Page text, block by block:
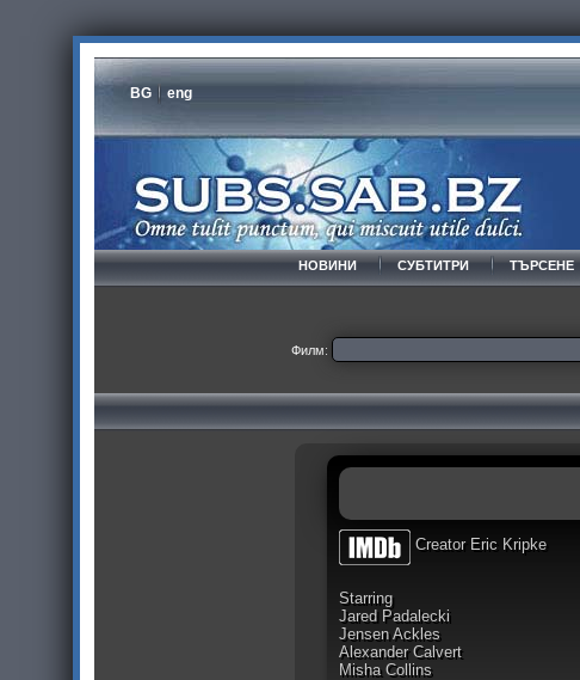
BG eng
НОВИНИ СУБТИТРИ ТЪРСЕНЕ
Филм:
Creator Eric Kripke
Starring
Jared Padalecki
Jensen Ackles
Alexander Calvert
Misha Collins